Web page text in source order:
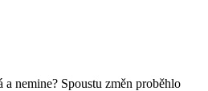
nemine? Spoustu změn proběhlo